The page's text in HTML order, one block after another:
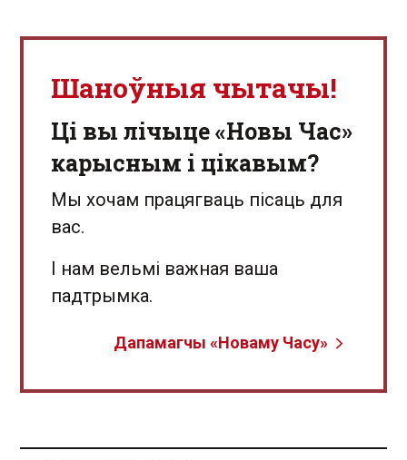
Шаноўныя чытачы!
Ці вы лічыце «Новы Час»
карысным і цікавым?
Мы хочам працягваць пісаць для
вас.
І нам вельмі важная ваша
падтрымка.
Дапамагчы «Новаму Часу»